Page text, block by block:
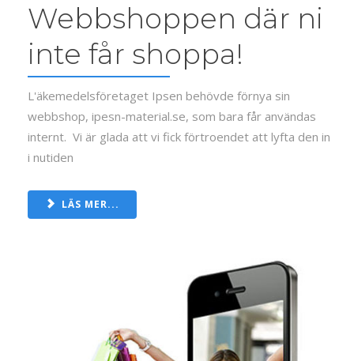
Webbshoppen där ni
inte får shoppa!
L'äkemedelsföretaget Ipsen behövde förnya sin
webbshop, ipesn-material.se, som bara får användas
internt. Vi är glada att vi fick förtroendet att lyfta den in
i nutiden
LÄS MER...